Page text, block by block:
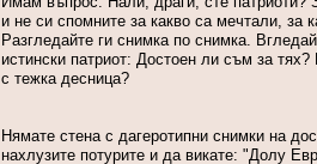
и не си спомните за какво са мечтали, за
Разгледайте ги снимка по снимка.
истински патриот: Достоен ли съм за
с тежка десница?
Нямате стена с дагеротипни снимки на
нахлузите потурите и да викате: "Долу